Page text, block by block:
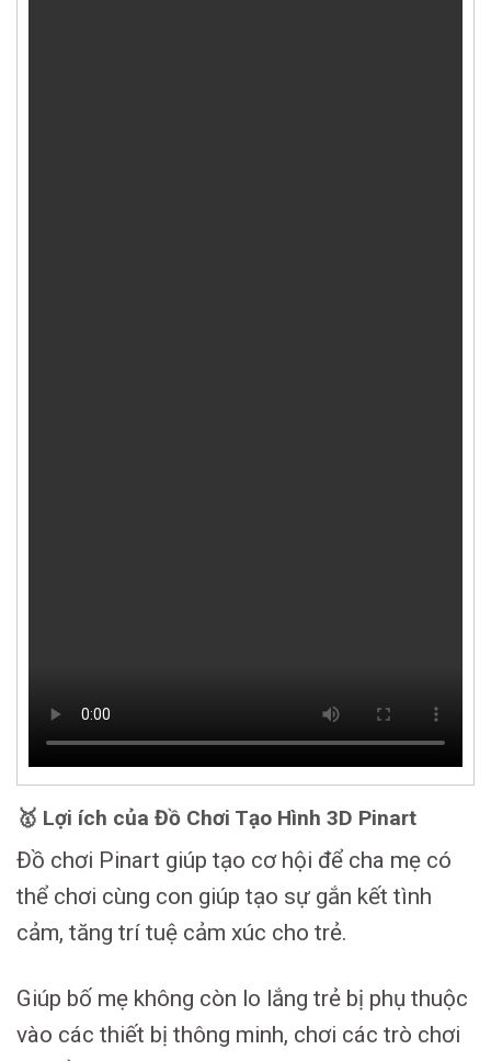
🥇 Lợi ích của Đồ Chơi Tạo Hình 3D Pinart
Đồ chơi Pinart giúp tạo cơ hội để cha mẹ có
thể chơi cùng con giúp tạo sự gắn kết tình
cảm, tăng trí tuệ cảm xúc cho trẻ.
Giúp bố mẹ không còn lo lắng trẻ bị phụ thuộc
vào các thiết bị thông minh, chơi các trò chơi